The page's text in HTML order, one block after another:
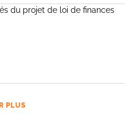
du projet de loi de finances
PLUS